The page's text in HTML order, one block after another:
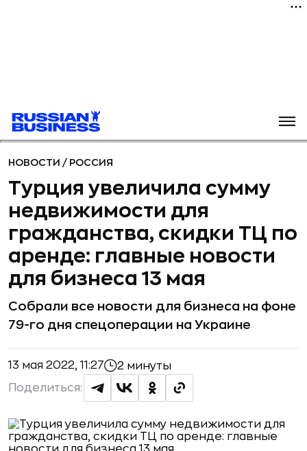
НОВОСТИ / РОССИЯ
Турция увеличила сумму
недвижимости для
гражданства, скидки ТЦ по
аренде: главные новости
для бизнеса 13 мая
Собрали все новости для бизнеса на фоне
79-го дня спецоперации на Украине
13 мая 2022, 11:27 2 минуты
Поделиться: